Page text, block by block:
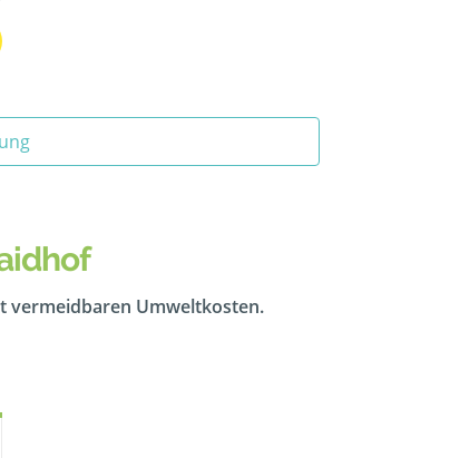
vermeidbaren Umweltkosten.